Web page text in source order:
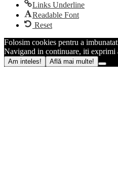
Links Underline
Readable Font
Reset
Folosim cookies pentru a
Navigand in continuare, iti exprimi
Am inteles! Află mai multe!